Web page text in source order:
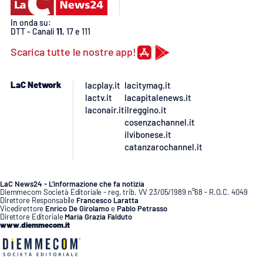
In onda su:
DTT - Canali 11, 17 e 111
Scarica tutte le nostre app!
LaC Network
lacplay.it
lactv.it
laconair.it
lacitymag.it
lacapitalenews.it
ilreggino.it
cosenzachannel.it
ilvibonese.it
catanzarochannel.it
LaC News24 - L’informazione che fa notizia
Diemmecom Società Editoriale - reg. trib. VV 23/05/1989 n°68 - R.O.C. 4049
Direttore Responsabile Francesco Laratta
Vicedirettore Enrico De GirolamoePablo Petrasso
Direttore Editoriale Maria Grazia Falduto
www.diemmecom.it